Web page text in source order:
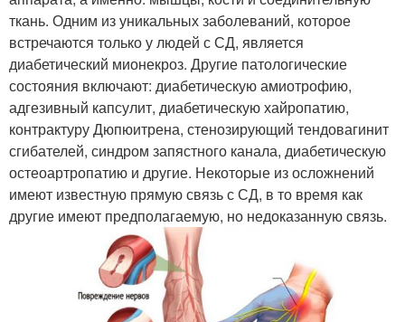
ткань. Одним из уникальных заболеваний, которое
встречаются только у людей с СД, является
диабетический мионекроз. Другие патологические
состояния включают: диабетическую амиотрофию,
адгезивный капсулит, диабетическую хайропатию,
контрактуру Дюпюитрена, стенозирующий тендовагинит
сгибателей, синдром запястного канала, диабетическую
остеоартропатию и другие. Некоторые из осложнений
имеют известную прямую связь с СД, в то время как
другие имеют предполагаемую, но недоказанную связь.